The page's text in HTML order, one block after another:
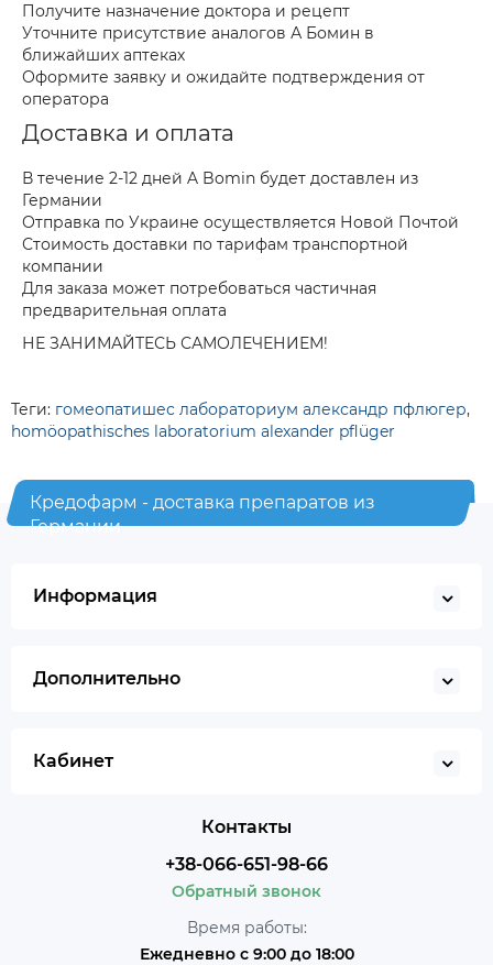
Получите назначение доктора и рецепт
Уточните присутствие аналогов А Бомин в
ближайших аптеках
Оформите заявку и ожидайте подтверждения от
оператора
Доставка и оплата
В течение 2-12 дней A Bomin будет доставлен из
Германии
Отправка по Украине осуществляется Новой Почтой
Стоимость доставки по тарифам транспортной
компании
Для заказа может потребоваться частичная
предварительная оплата
НЕ ЗАНИМАЙТЕСЬ САМОЛЕЧЕНИЕМ!
Теги: гомеопатишес лабораториум александр пфлюгер,
homöopathisches laboratorium alexander pflüger
Кредофарм - доставка препаратов из
Германии
Информация
Дополнительно
Кабинет
Контакты
+38-066-651-98-66
Обратный звонок
Время работы:
Ежедневно с 9:00 до 18:00